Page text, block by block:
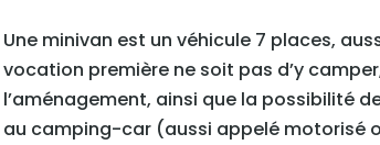
Une minivan est un véhicule 7 places,
vocation première ne soit pas d’y
l’aménagement, ainsi que la possibilité
au camping-car (aussi appelé motorisé